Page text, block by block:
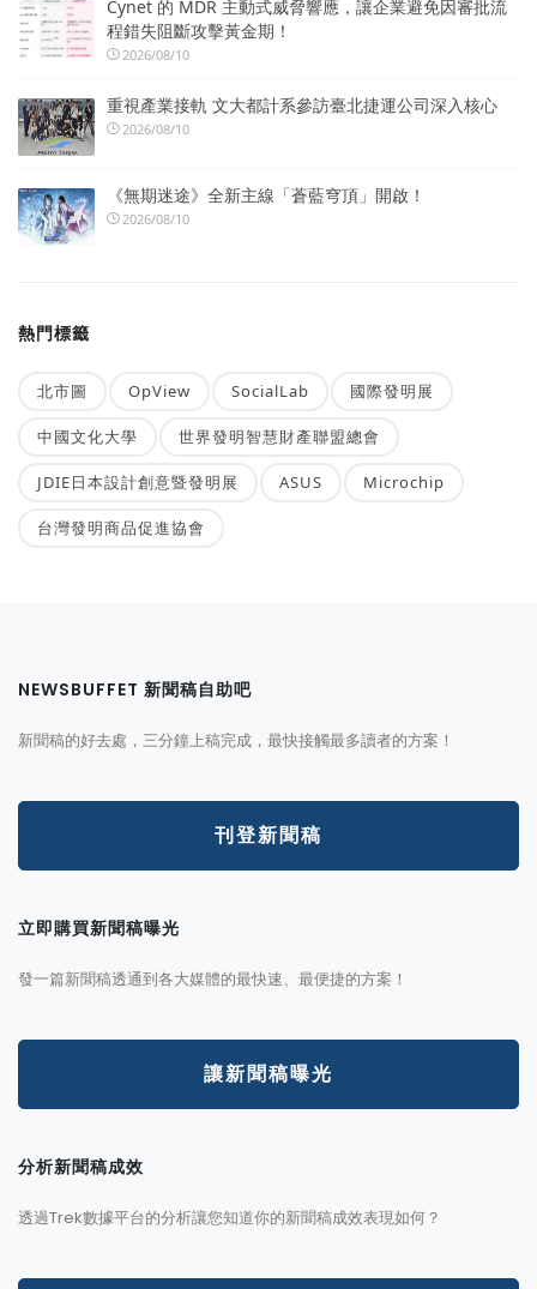
Cynet 的 MDR 主動式威脅響應，讓企業避免因審批流
程錯失阻斷攻擊黃金期！
2026/08/10
重視產業接軌 文大都計系參訪臺北捷運公司深入核心
2026/08/10
《無期迷途》全新主線「蒼藍穹頂」開啟！
2026/08/10
熱門標籤
北市圖 OpView SocialLab 國際發明展
中國文化大學 世界發明智慧財產聯盟總會
JDIE日本設計創意暨發明展 ASUS Microchip
台灣發明商品促進協會
NEWSBUFFET 新聞稿自助吧
新聞稿的好去處，三分鐘上稿完成，最快接觸最多讀者的方案！
刊登新聞稿
立即購買新聞稿曝光
發一篇新聞稿透通到各大媒體的最快速、最便捷的方案！
讓新聞稿曝光
分析新聞稿成效
透過Trek數據平台的分析讓您知道你的新聞稿成效表現如何？